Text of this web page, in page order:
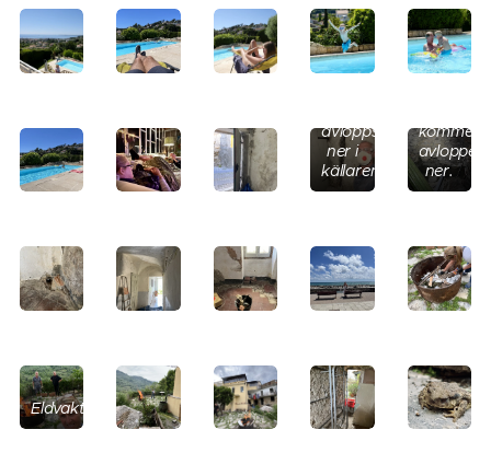
Hackar
avloppsrör
ner i
källaren.
kommer
avloppet
ner.
Eldvakter.